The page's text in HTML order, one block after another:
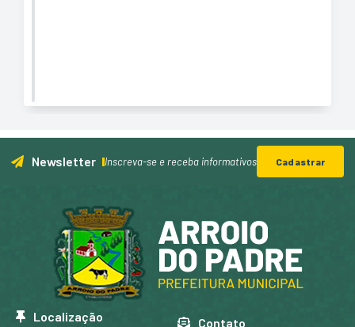
Newsletter Inscreva-se e receba informativos Cadastrar
Localização Contato